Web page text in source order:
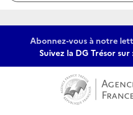
Abonnez-vous à notre
Suivez la DG Trésor sur